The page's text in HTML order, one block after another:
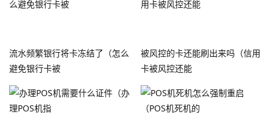
流水频繁银行将卡冻结了（怎么
避免银行卡被
被风控的卡还能刷出来吗（信用
卡被风控还能